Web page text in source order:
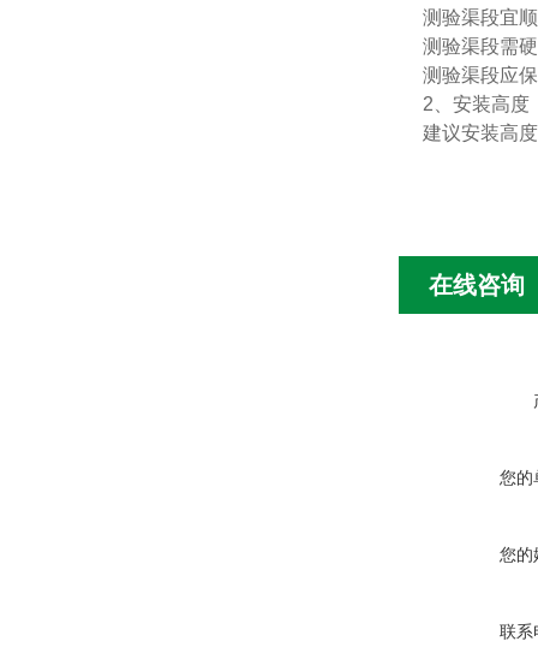
测验渠段宜
测验渠段需
测验渠段应
2、安装高度
建议安装高
在线咨询
您的
您的
联系